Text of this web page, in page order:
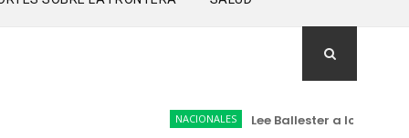
NACIONALES Lee Ballester a los que se